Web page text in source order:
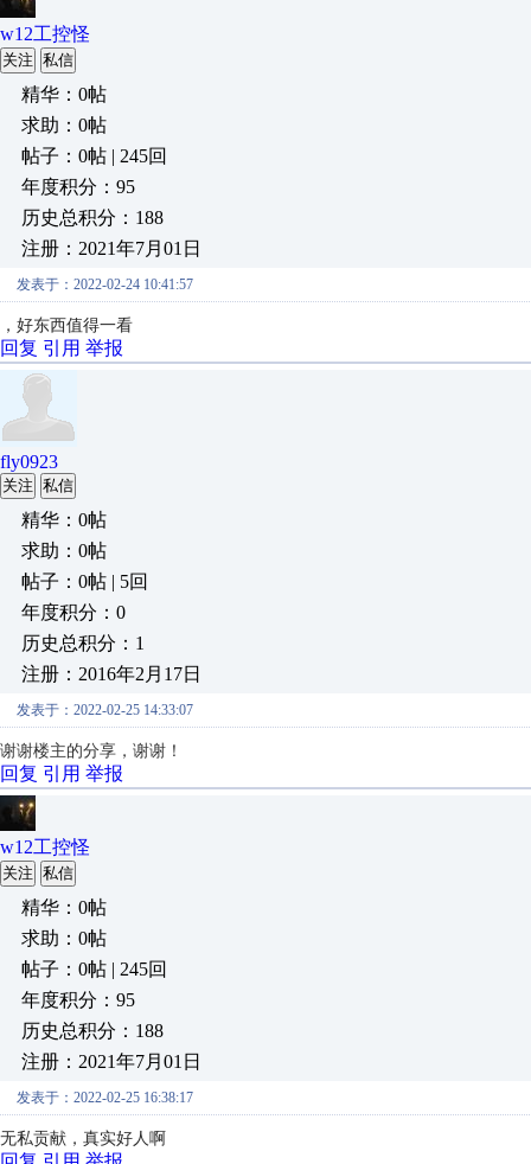
w12工控怪
关注 私信
精华：0帖
求助：0帖
帖子：0帖 | 245回
年度积分：95
历史总积分：188
注册：2021年7月01日
发表于：2022-02-24 10:41:57
，好东西值得一看
回复 引用 举报
fly0923
关注 私信
精华：0帖
求助：0帖
帖子：0帖 | 5回
年度积分：0
历史总积分：1
注册：2016年2月17日
发表于：2022-02-25 14:33:07
谢谢楼主的分享，谢谢！
回复 引用 举报
w12工控怪
关注 私信
精华：0帖
求助：0帖
帖子：0帖 | 245回
年度积分：95
历史总积分：188
注册：2021年7月01日
发表于：2022-02-25 16:38:17
无私贡献，真实好人啊